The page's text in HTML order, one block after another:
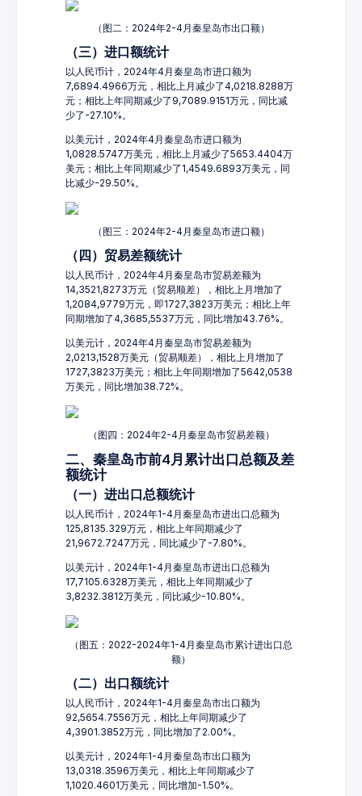
（图二：2024年2-4月秦皇岛市出口额）
（三）进口额统计
以人民币计，2024年4月秦皇岛市进口额为
7,6894.4966万元，相比上月减少了4,0218.8288万
元；相比上年同期减少了9,7089.9151万元，同比减
少了-27.10%。
以美元计，2024年4月秦皇岛市进口额为
1,0828.5747万美元，相比上月减少了5653.4404万
美元；相比上年同期减少了1,4549.6893万美元，同
比减少-29.50%。
（图三：2024年2-4月秦皇岛市进口额）
（四）贸易差额统计
以人民币计，2024年4月秦皇岛市贸易差额为
14,3521,8273万元（贸易顺差），相比上月增加了
1,2084,9779万元，即1727,3823万美元；相比上年
同期增加了4,3685,5537万元，同比增加43.76%。
以美元计，2024年4月秦皇岛市贸易差额为
2,0213,1528万美元（贸易顺差），相比上月增加了
1727,3823万美元；相比上年同期增加了5642,0538
万美元，同比增加38.72%。
（图四：2024年2-4月秦皇岛市贸易差额）
二、秦皇岛市前4月累计出口总额及差
额统计
（一）进出口总额统计
以人民币计，2024年1-4月秦皇岛市进出口总额为
125,8135.329万元，相比上年同期减少了
21,9672.7247万元，同比减少了-7.80%。
以美元计，2024年1-4月秦皇岛市进出口总额为
17,7105.6328万美元，相比上年同期减少了
3,8232.3812万美元，同比减少-10.80%。
（图五：2022-2024年1-4月秦皇岛市累计进出口总
额）
（二）出口额统计
以人民币计，2024年1-4月秦皇岛市出口额为
92,5654.7556万元，相比上年同期减少了
4,3901.3852万元，同比增加了2.00%。
以美元计，2024年1-4月秦皇岛市出口额为
13,0318.3596万美元，相比上年同期减少了
1,1020.4601万美元，同比增加-1.50%。